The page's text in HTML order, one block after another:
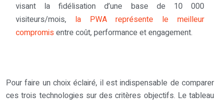
visant la fidélisation d’une base de 10 000
visiteurs/mois, la PWA représente le meilleur
compromis entre coût, performance et engagement.
Pour faire un choix éclairé, il est indispensable de comparer
ces trois technologies sur des critères objectifs. Le tableau